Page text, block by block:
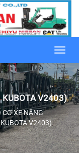
KUBOTA V2403)
XE NÂNG
V2403)